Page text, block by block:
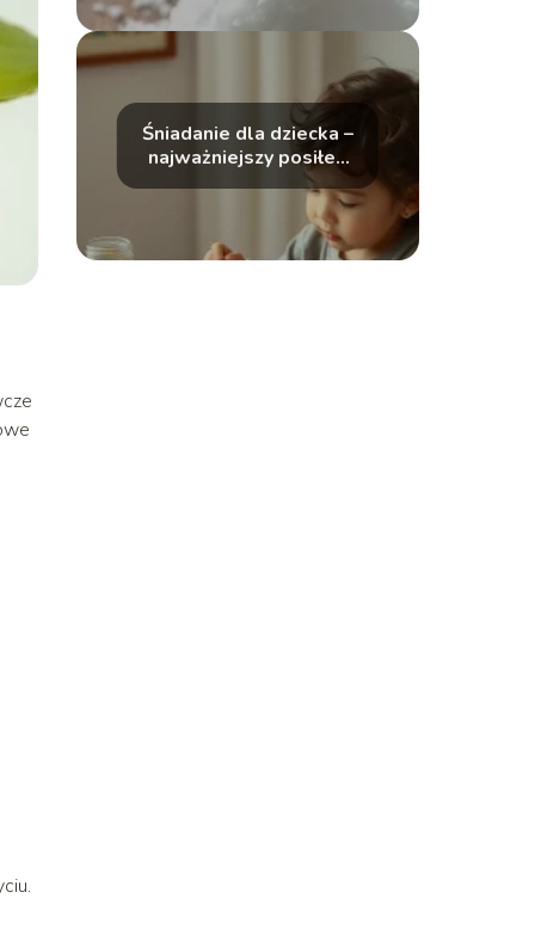
Śniadanie dla dziecka –
najważniejszy posiłek